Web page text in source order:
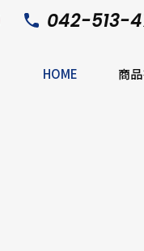
042-513-
HOME 商